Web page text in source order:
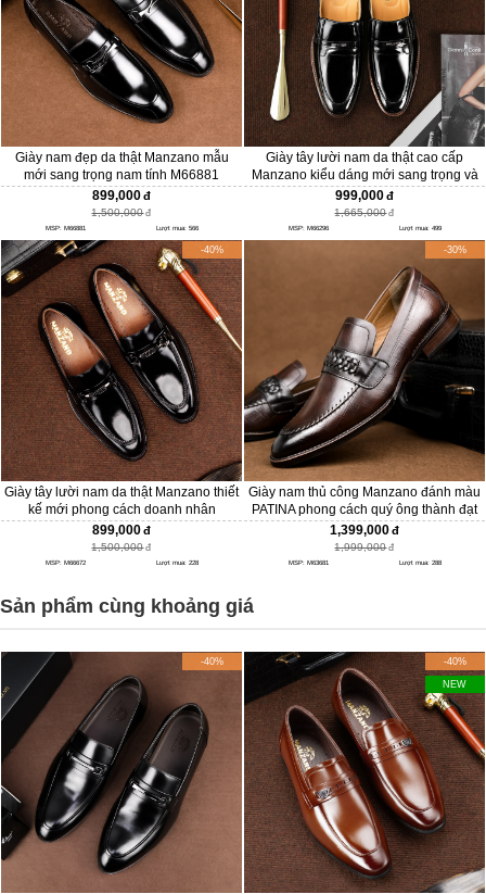
Giày nam đẹp da thật Manzano mẫu
mới sang trọng nam tính M66881
899,000
1,500,000
MSP: M66881 Lượt mua: 566
Giày tây lười nam da thật cao cấp
Manzano kiểu dáng mới sang trọng và
đẳng cấp M66296
999,000
1,665,000
MSP: M66296 Lượt mua: 499
-40%
Giày tây lười nam da thật Manzano thiết
kế mới phong cách doanh nhân
M66672
899,000
1,500,000
MSP: M66672 Lượt mua: 228
-30%
Giày nam thủ công Manzano đánh màu
PATINA phong cách quý ông thành đạt
M63681
1,399,000
1,999,000
MSP: M63681 Lượt mua: 288
Sản phẩm cùng khoảng giá
-40% -40%
NEW